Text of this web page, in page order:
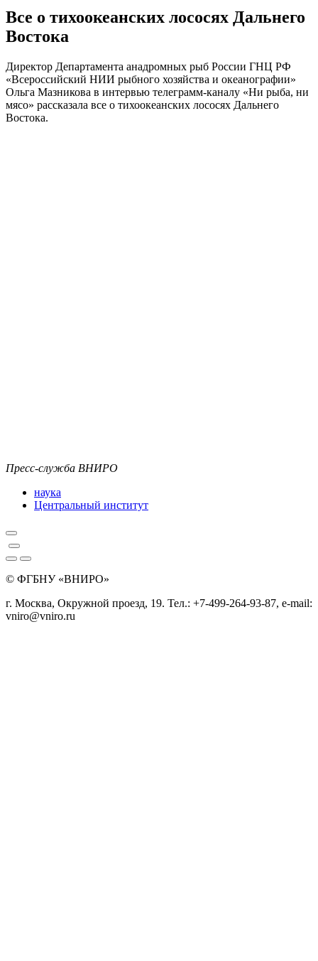
Все о тихоокеанских лососях Дальнего
Востока
Директор Департамента анадромных рыб России ГНЦ РФ
«Всероссийский НИИ рыбного хозяйства и океанографии»
Ольга Мазникова в интервью телеграмм-каналу «Ни рыба, ни
мясо» рассказала все о тихоокеанских лососях Дальнего
Востока.
Пресс-служба ВНИРО
наука
Центральный институт
© ФГБНУ «ВНИРО»
г. Москва, Окружной проезд, 19. Тел.: +7-499-264-93-87, e-mail:
vniro@vniro.ru